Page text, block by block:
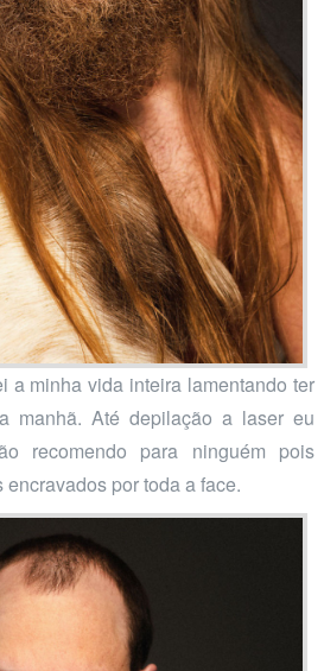
a minha vida inteira lamentando ter
manhã. Até depilação a laser eu
recomendo para ninguém pois
por toda a face.